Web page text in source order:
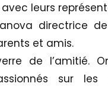
leurs
directrice de
et amis.
de l’amitié.
sur les